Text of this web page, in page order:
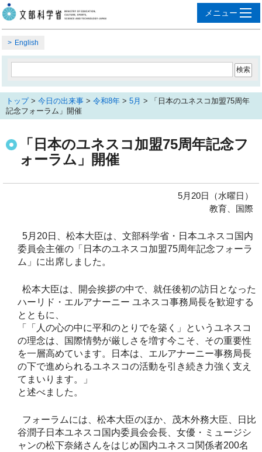
English
トップ> 今日の出来事 > 令和8年 > 5月 > 「日本のユネスコ加盟75周年
記念フォーラム」開催
「日本のユネスコ加盟75周年記念フ
ォーラム」開催
5月20日（水曜日）
教育、国際
5月20日、松本大臣は、文部科学省・日本ユネスコ国内
委員会主催の「日本のユネスコ加盟75周年記念フォーラ
ム」に出席しました。
松本大臣は、開会挨拶の中で、就任後初の訪日となった
ハーリド・エルアナーニー ユネスコ事務局長を歓迎する
とともに、
「「人の心の中に平和のとりでを築く」というユネスコ
の理念は、国際情勢が厳しさを増す今こそ、その重要性
を一層高めています。日本は、エルアナーニー事務局長
の下で進められるユネスコの活動を引き続き力強く支え
てまいります。」
と述べました。
フォーラムには、松本大臣のほか、茂木外務大臣、日比
谷潤子日本ユネスコ国内委員会会長、女優・ミュージシ
ャンの松下奈緒さんをはじめ国内ユネスコ関係者200名